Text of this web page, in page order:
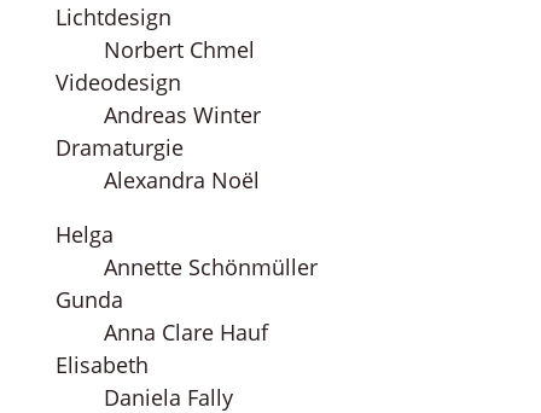
Lichtdesign
Norbert Chmel
Videodesign
Andreas Winter
Dramaturgie
Alexandra Noël
Helga
Annette Schönmüller
Gunda
Anna Clare Hauf
Elisabeth
Daniela Fally